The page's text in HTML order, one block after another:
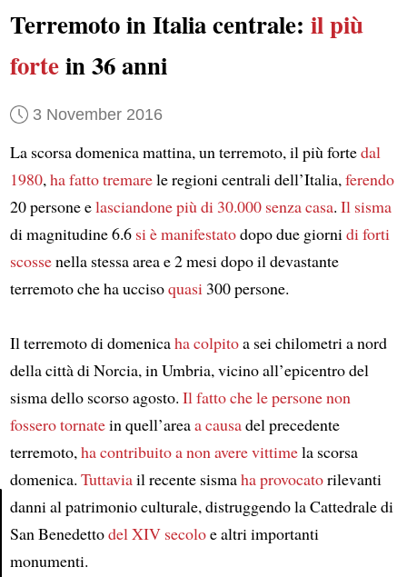
Article
Terremoto in Italia centrale: il più
fortein 36 anni
3 November 2016
La scorsa domenica mattina, un terremoto, il più fortedal
1980,ha fatto tremarele regioni centrali dell’Italia,ferendo
20 persone elasciandone più di 30.000 senza casa. Il sisma
di magnitudine 6.6 si è manifestatodopo due giornidi forti
scossenella stessa area e 2 mesi dopo il devastante
terremoto che ha uccisoquasi300 persone.
Il terremoto di domenicaha colpitoa sei chilometri a nord
della città di Norcia, in Umbria, vicino all’epicentro del
sisma dello scorso agosto. Il fatto che le persone non
fossero tornatein quell’areaa causadel precedente
terremoto,ha contribuitoa non avere vittimela scorsa
domenica. Tuttaviail recente sismaha provocatorilevanti
danni al patrimonio culturale, distruggendo la Cattedrale di
San Benedettodel XIV secoloe altri importanti
monumenti.